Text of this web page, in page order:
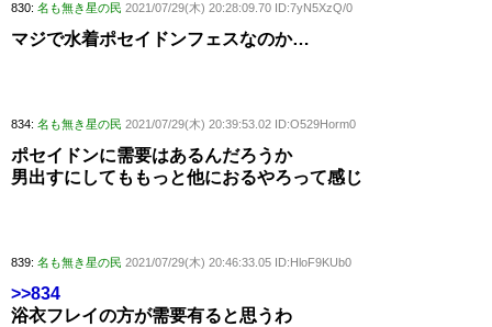
830: 名も無き星の民 2021/07/29(木) 20:28:09.70 ID:7yN5XzQ/0
マジで水着ポセイドンフェスなのか…
834: 名も無き星の民 2021/07/29(木) 20:39:53.02 ID:O529Horm0
ポセイドンに需要はあるんだろうか
男出すにしてももっと他におるやろって感じ
839: 名も無き星の民 2021/07/29(木) 20:46:33.05 ID:HloF9KUb0
>>834
浴衣フレイの方が需要有ると思うわ